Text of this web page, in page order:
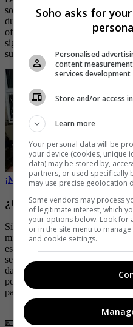
solo en sus suscripciones
durante 3 meses, 6 meses o un
ofreciendo la plataforma en el
siguiente
sus intereses con un 20 o hasta
¡Muy sensuales! Las
¿Cómo crear una cuenta
Sí todavía no tiene cuenta en la
mismo como fan o creador de
es ingresar a la página desde un
seleccionar la opción de crear
datos como correo electrónico,
posteriormente definir si el perfil
para un consumidor.
Soho asks for
Personalised
content
services development
Store and/or access
Learn more
Your personal data will be
your device (cookies, unique
data) may be stored by,
partners, or used specifically
may use precise geolocation
Some vendors may process
of legitimate interest, which
your options below. Look for
or in the site menu to
and cookie settings.